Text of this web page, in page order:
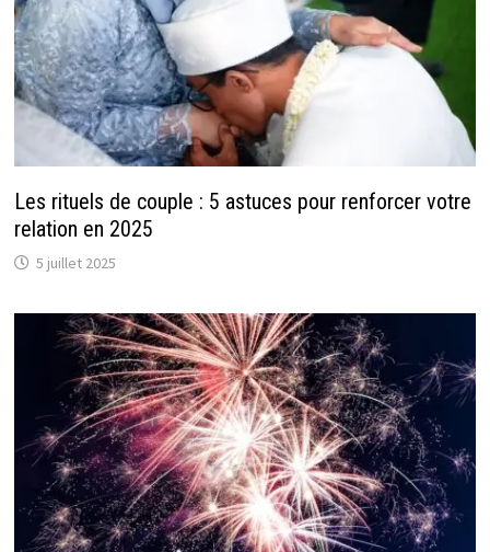
Les rituels de couple : 5 astuces pour renforcer votre
relation en 2025
5 juillet 2025